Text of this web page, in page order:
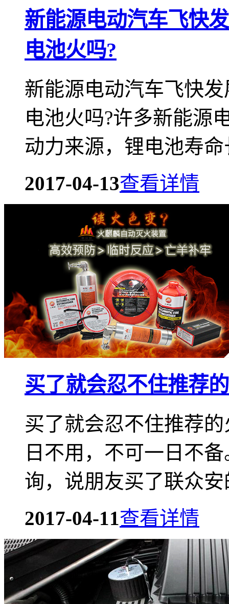
新能源电动汽车飞快
电池火吗?
新能源电动汽车飞快
电池火吗?许多新能源
动力来源，锂电池寿
2017-04-13查看详情
买了就会忍不住推荐
买了就会忍不住推荐
日不用，不可一日不
询，说朋友买了联众
2017-04-11查看详情